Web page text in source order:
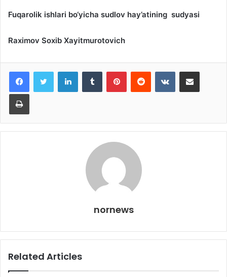
Fuqarolik ishlari bo‘yicha sudlov hay’atining sudyasi
Raximov Soxib Xayitmurotovich
LinkedInTumblr PinterestReddit VKontakteShare via Email
Print
nornews
Related Articles